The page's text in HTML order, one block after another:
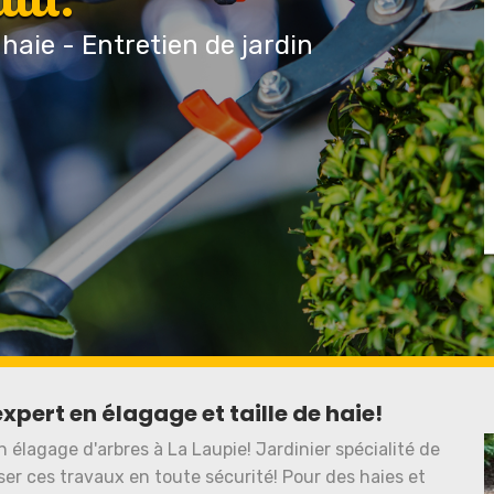
- Entretien de jardin
en élagage et taille de haie!
d'arbres à La Laupie! Jardinier spécialité de
ces travaux en toute sécurité! Pour des haies et